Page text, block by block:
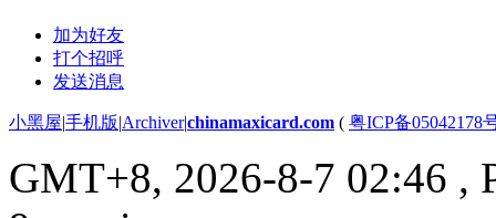
加为好友
打个招呼
发送消息
小黑屋|手机版|Archiver|chinamaxicard.com ( 粤ICP备05042178
GMT+8, 2026-8-7 02:46 ,